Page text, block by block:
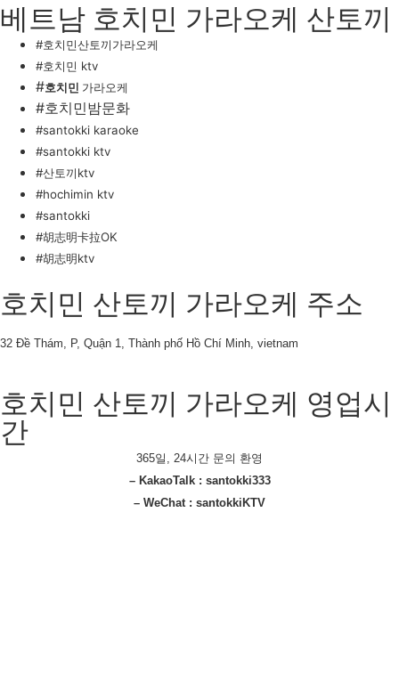
베트남 호치민 가라오케 산토끼
#호치민산토끼가라오케
#호치민 ktv
#호치민 가라오케
#호치민밤문화
#santokki karaoke
#santokki ktv
#산토끼ktv
#hochimin ktv
#santokki
#胡志明卡拉OK
#胡志明ktv
호치민 산토끼 가라오케 주소
32 Đề Thám, P, Quận 1, Thành phố Hồ Chí Minh, vietnam
호치민 산토끼 가라오케 영업시
간
365일, 24시간 문의 환영
– KakaoTalk : santokki333
– WeChat : santokkiKTV